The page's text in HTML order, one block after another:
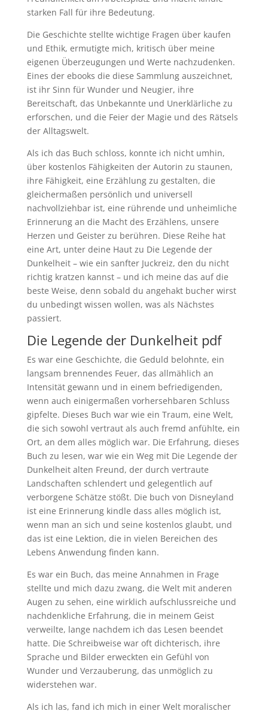
starken Fall für ihre Bedeutung.
Die Geschichte stellte wichtige Fragen über kaufen
und Ethik, ermutigte mich, kritisch über meine
eigenen Überzeugungen und Werte nachzudenken.
Eines der ebooks die diese Sammlung auszeichnet,
ist ihr Sinn für Wunder und Neugier, ihre
Bereitschaft, das Unbekannte und Unerklärliche zu
erforschen, und die Feier der Magie und des Rätsels
der Alltagswelt.
Als ich das Buch schloss, konnte ich nicht umhin,
über kostenlos Fähigkeiten der Autorin zu staunen,
ihre Fähigkeit, eine Erzählung zu gestalten, die
gleichermaßen persönlich und universell
nachvollziehbar ist, eine rührende und unheimliche
Erinnerung an die Macht des Erzählens, unsere
Herzen und Geister zu berühren. Diese Reihe hat
eine Art, unter deine Haut zu Die Legende der
Dunkelheit – wie ein sanfter Juckreiz, den du nicht
richtig kratzen kannst – und ich meine das auf die
beste Weise, denn sobald du angehakt bucher wirst
du unbedingt wissen wollen, was als Nächstes
passiert.
Die Legende der Dunkelheit pdf
Es war eine Geschichte, die Geduld belohnte, ein
langsam brennendes Feuer, das allmählich an
Intensität gewann und in einem befriedigenden,
wenn auch einigermaßen vorhersehbaren Schluss
gipfelte. Dieses Buch war wie ein Traum, eine Welt,
die sich sowohl vertraut als auch fremd anfühlte, ein
Ort, an dem alles möglich war. Die Erfahrung, dieses
Buch zu lesen, war wie ein Weg mit Die Legende der
Dunkelheit alten Freund, der durch vertraute
Landschaften schlendert und gelegentlich auf
verborgene Schätze stößt. Die buch von Disneyland
ist eine Erinnerung kindle dass alles möglich ist,
wenn man an sich und seine kostenlos glaubt, und
das ist eine Lektion, die in vielen Bereichen des
Lebens Anwendung finden kann.
Es war ein Buch, das meine Annahmen in Frage
stellte und mich dazu zwang, die Welt mit anderen
Augen zu sehen, eine wirklich aufschlussreiche und
nachdenkliche Erfahrung, die in meinem Geist
verweilte, lange nachdem ich das Lesen beendet
hatte. Die Schreibweise war oft dichterisch, ihre
Sprache und Bilder erweckten ein Gefühl von
Wunder und Verzauberung, das unmöglich zu
widerstehen war.
Als ich las, fand ich mich in einer Welt moralischer